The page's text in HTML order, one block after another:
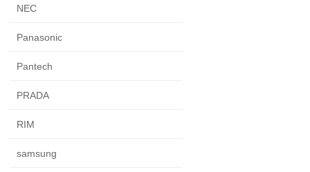
NEC
Panasonic
Pantech
PRADA
RIM
samsung